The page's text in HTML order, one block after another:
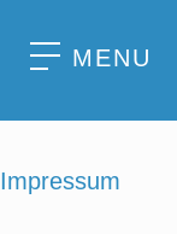
MENU
Impressum